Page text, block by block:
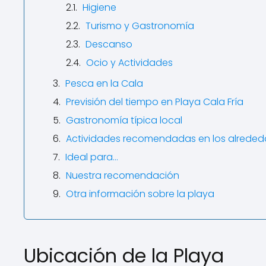
Higiene
Turismo y Gastronomía
Descanso
Ocio y Actividades
Pesca en la Cala
Previsión del tiempo en Playa Cala Fría
Gastronomía típica local
Actividades recomendadas en los
Ideal para…
Nuestra recomendación
Otra información sobre la playa
Ubicación de la Playa